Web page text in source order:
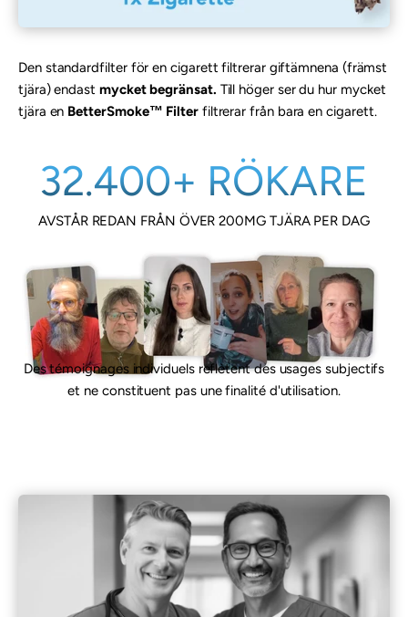
Den standardfilter för en cigarett filtrerar giftämnena (främst
tjära) endast mycket begränsat. Till höger ser du hur mycket
tjära en BetterSmoke™ Filterfiltrerar från bara en cigarett.
32.400+ RÖKARE
AVSTÅR REDAN FRÅN ÖVER 200MG TJÄRA PER DAG
Des témoignages individuels reflètent des usages subjectifs
et ne constituent pas une finalité d'utilisation.